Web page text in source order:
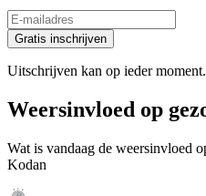
Gratis inschrijven
Uitschrijven kan op ieder moment.
Weersinvloed op
Wat is vandaag de weersinvloed
Kodan